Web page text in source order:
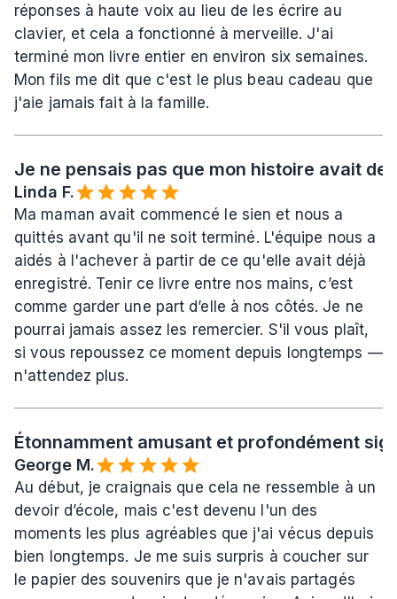
réponses à haute voix au lieu de les écrire au
clavier, et cela a fonctionné à merveille. J'ai
terminé mon livre entier en environ six semaines.
Mon fils me dit que c'est le plus beau cadeau que
j'aie jamais fait à la famille.
Je ne pensais pas que mon histoire avait
Linda F.
Ma maman avait commencé le sien et nous a
quittés avant qu'il ne soit terminé. L'équipe nous a
aidés à l'achever à partir de ce qu'elle avait déjà
enregistré. Tenir ce livre entre nos mains, c’est
comme garder une part d’elle à nos côtés. Je ne
pourrai jamais assez les remercier. S'il vous plaît,
si vous repoussez ce moment depuis longtemps —
n'attendez plus.
Étonnamment amusant et profondément
George M.
Au début, je craignais que cela ne ressemble à un
devoir d’école, mais c'est devenu l'un des
moments les plus agréables que j'ai vécus depuis
bien longtemps. Je me suis surpris à coucher sur
le papier des souvenirs que je n'avais partagés